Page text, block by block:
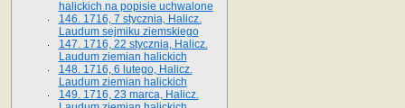
halickich na popisie uchwalone
146. 1716, 7 stycznia, Halicz.
Laudum sejmiku ziemskiego
147. 1716, 22 stycznia, Halicz.
Laudum ziemian halickich
148. 1716, 6 lutego, Halicz.
Laudum ziemian halickich
149. 1716, 23 marca, Halicz.